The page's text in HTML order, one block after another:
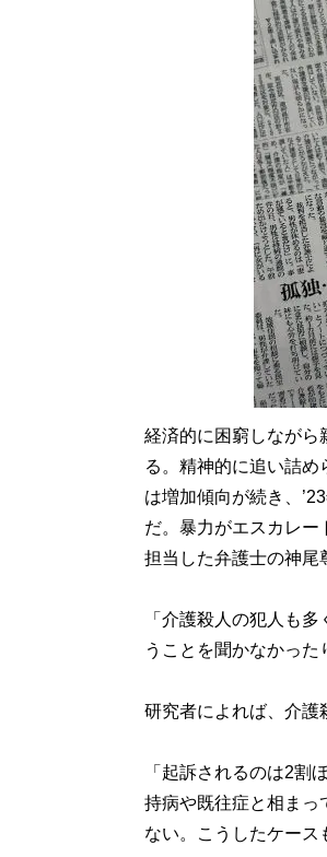
経済的に困窮しながら
る。精神的に追い詰
は増加傾向が続き、
だ。暴力がエスカレ
担当した弁護士の神尾
「介護殺人の犯人も
うことを聞かなかった
研究者によれば、介護
「起訴されるのは2割
持病や既往症と相まっ
ない。こうしたケース